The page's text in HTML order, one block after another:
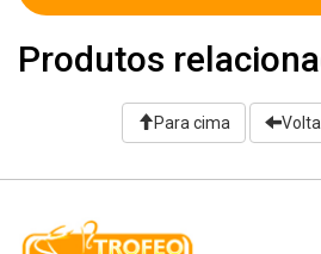
Produtos
Para cima